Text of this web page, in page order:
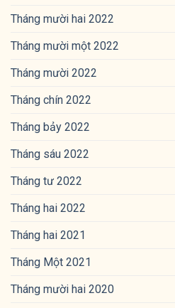
Tháng mười hai 2022
Tháng mười một 2022
Tháng mười 2022
Tháng chín 2022
Tháng bảy 2022
Tháng sáu 2022
Tháng tư 2022
Tháng hai 2022
Tháng hai 2021
Tháng Một 2021
Tháng mười hai 2020